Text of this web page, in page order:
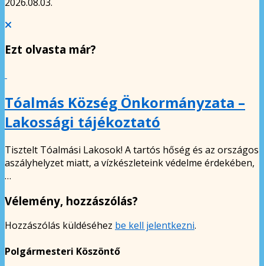
Ezt olvasta már?
Tóalmás Község Önkormányzata –
Lakossági tájékoztató
Tisztelt Tóalmási Lakosok! A tartós hőség és az országos
aszályhelyzet miatt, a vízkészleteink védelme érdekében,
…
Vélemény, hozzászólás?
Hozzászólás küldéséhez be kell jelentkezni.
Polgármesteri Köszöntő